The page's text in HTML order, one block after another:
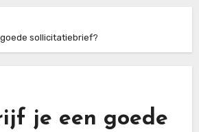
sollicitatiebrief?
je een goede